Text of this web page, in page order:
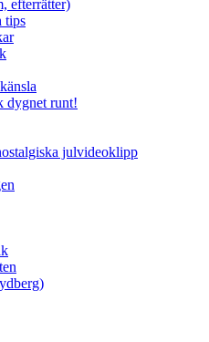
efterrätter)
tips
dygnet runt!
julvideoklipp